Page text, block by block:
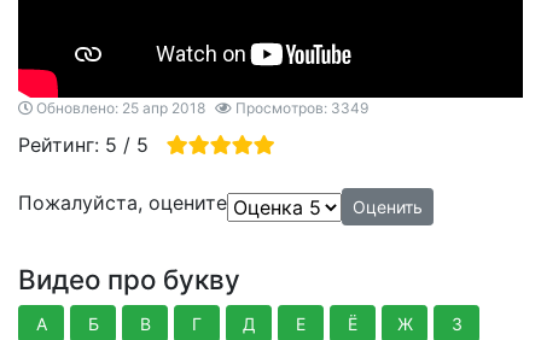
Обновлено: 25 апр 2018 Просмотров: 3349
Рейтинг: 5 / 5
Пожалуйста, оцените
Видео про букву
А Б В Г Д Е Ё Ж З